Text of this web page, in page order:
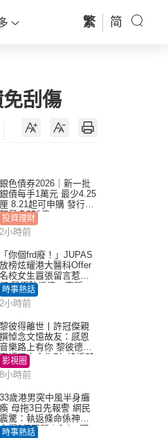
繁 简
刮傷
銀色債券2026｜新一批
銀債每手1萬元 最少4.25
厘 8.21起可申購 發行金
額最多550億
投資理財
2小時前
「你個frd廢！」JUPAS
放榜炫耀港大醫科Offer
名校女生囂張留言惹眾
怒 醫學院澄清：宣稱
「40.5分獲錄取」不符事
實｜Juicy叮
時事熱話
2小時前
黎彼得離世丨許冠傑親
撰悼念文憶故友：感恩
音樂路上有你 黎彼德曾
直認唔夾合作7年終拆夥
影視圈
8小時前
33歲港男突中風半身癱
瘓 母拖3日先報警 網民
震驚：執返條命係神蹟
自爆2個惡習｜Juicy叮
時事熱話